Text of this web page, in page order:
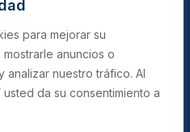
para mejorar su
anuncios o
nuestro tráfico. Al
da su consentimiento a
u
t
u
b
e
t
o
k